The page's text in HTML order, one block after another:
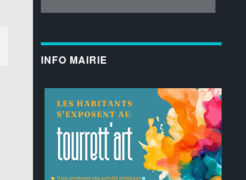
INFO MAIRIE